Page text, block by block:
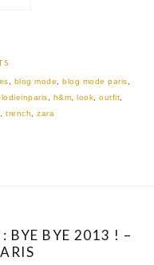
blog mode blog mode paris
h&m look outfit
,trench ,zara
BYE BYE 2013 ! –